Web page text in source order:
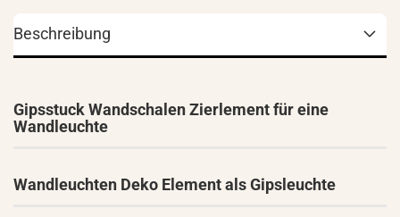
Beschreibung
Gipsstuck Wandschalen Zierlement für eine
Wandleuchte
Wandleuchten Deko Element als Gipsleuchte